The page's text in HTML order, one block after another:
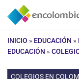
Saltar
INICIO » EDUCACIÓN »
EDUCACIÓN »
COLEGIOS EN